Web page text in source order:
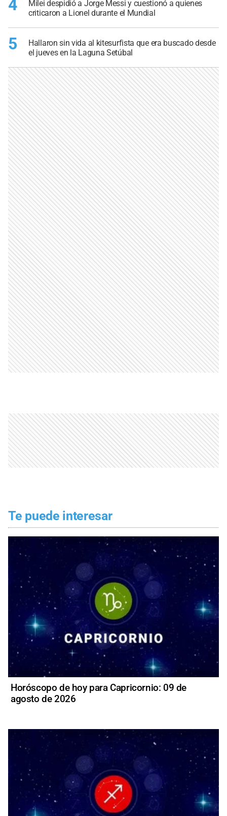
4
Milei despidió a Jorge Messi y cuestionó a quienes
criticaron a Lionel durante el Mundial
5
Hallaron sin vida al kitesurfista que era buscado desde
el jueves en la Laguna Setúbal
Te puede interesar
Horóscopo de hoy para Capricornio: 09 de
agosto de 2026